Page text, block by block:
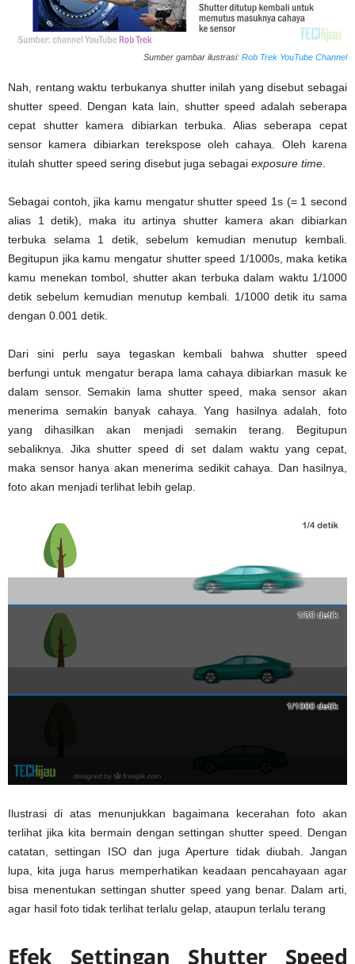
Sumber gambar ilustrasi: Rob Trek YouTube Channel
Nah, rentang waktu terbukanya shutter inilah yang disebut sebagai
shutter speed. Dengan kata lain, shutter speed adalah seberapa
cepat shutter kamera dibiarkan terbuka. Alias seberapa cepat
sensor kamera dibiarkan terekspose oleh cahaya. Oleh karena
itulah shutter speed sering disebut juga sebagai exposure time
Sebagai contoh, jika kamu mengatur shutter speed 1s (= 1 second
alias 1 detik), maka itu artinya shutter kamera akan dibiarkan
terbuka selama 1 detik, sebelum kemudian menutup kembali.
Begitupun jika kamu mengatur shutter speed 1/1000s, maka ketika
kamu menekan tombol, shutter akan terbuka dalam waktu 1/1000
detik sebelum kemudian menutup kembali. 1/1000 detik itu sama
dengan 0.001 detik.
Dari sini perlu saya tegaskan kembali bahwa shutter speed
berfungi untuk mengatur berapa lama cahaya dibiarkan masuk ke
dalam sensor. Semakin lama shutter speed, maka sensor akan
menerima semakin banyak cahaya. Yang hasilnya adalah, foto
yang dihasilkan akan menjadi semakin terang. Begitupun
sebaliknya. Jika shutter speed di set dalam waktu yang cepat,
maka sensor hanya akan menerima sedikit cahaya. Dan hasilnya,
foto akan menjadi terlihat lebih gelap.
Ilustrasi di atas menunjukkan bagaimana kecerahan foto akan
terlihat jika kita bermain dengan settingan shutter speed. Dengan
catatan, settingan ISO dan juga Aperture tidak diubah. Jangan
lupa, kita juga harus memperhatikan keadaan pencahayaan agar
bisa menentukan settingan shutter speed yang benar. Dalam arti,
agar hasil foto tidak terlihat terlalu gelap, ataupun terlalu terang
Efek Settingan Shutter Speed